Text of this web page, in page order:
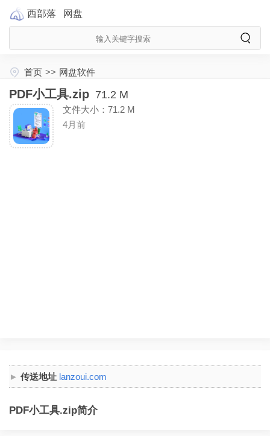
西部落 网盘
首页 >> 网盘软件
PDF小工具.zip 71.2 M
文件大小：71.2 M
4月前
传送地址 lanzoui.com
PDF小工具.zip简介